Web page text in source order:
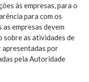
às empresas, para o
para com os
empresas devem
as atividades de
apresentadas por
pela Autoridade